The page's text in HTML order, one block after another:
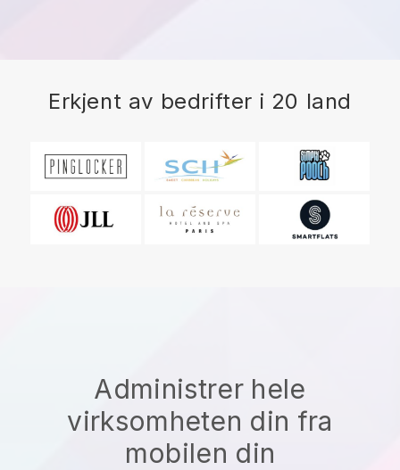
Erkjent av bedrifter i 20 land
Administrer hele
virksomheten din fra
mobilen din